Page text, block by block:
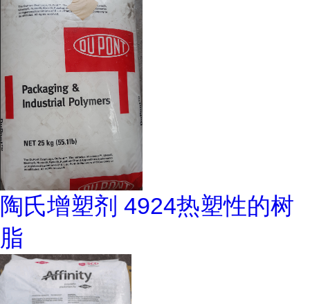
陶氏增塑剂 4924热塑性的树
脂